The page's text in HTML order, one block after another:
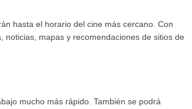
hasta el horario del cine más cercano. Con
mapas y recomendaciones de sitios de
mucho más rápido. También se podrá